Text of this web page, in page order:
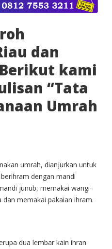
dan
kami
“Tata
Umrah
umrah, dianjurkan untuk
dengan mandi
junub, memakai wangi-
memakai pakaian ihram.
dua lembar kain ihran